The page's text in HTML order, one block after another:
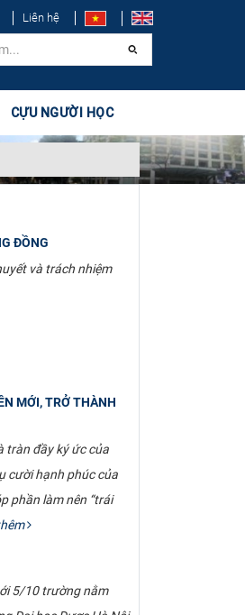
Liên hệ
CỰU NGƯỜI HỌC
ĐỒNG
và trách nhiệm
MỚI, TRỞ THÀNH
tràn đầy ký ức của
cười hạnh phúc của
phần làm nên “trái
5/10 trường nằm